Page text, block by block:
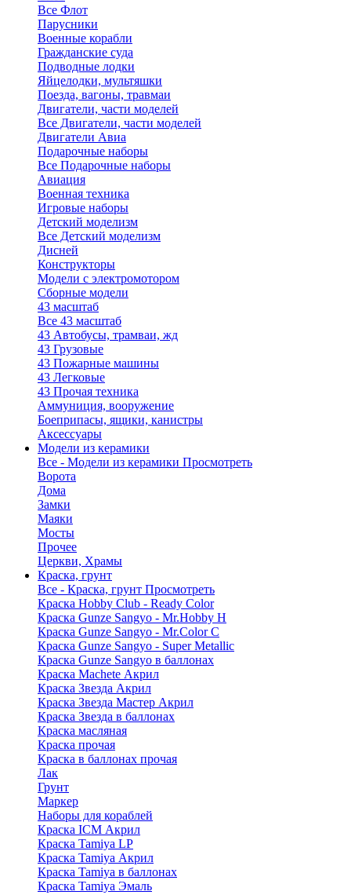
Все Флот
Парусники
Военные корабли
Гражданские суда
Подводные лодки
Яйцелодки, мультяшки
Поезда, вагоны, травмаи
Двигатели, части моделей
Все Двигатели, части моделей
Двигатели Авиа
Подарочные наборы
Все Подарочные наборы
Авиация
Военная техника
Игровые наборы
Детский моделизм
Все Детский моделизм
Дисней
Конструкторы
Модели с электромотором
Сборные модели
43 масштаб
Все 43 масштаб
43 Автобусы, трамваи, жд
43 Грузовые
43 Пожарные машины
43 Легковые
43 Прочая техника
Аммуниция, вооружение
Боеприпасы, ящики, канистры
Аксессуары
Модели из керамики
Все - Модели из керамики Просмотреть
Ворота
Дома
Замки
Маяки
Мосты
Прочее
Церкви, Храмы
Краска, грунт
Все - Краска, грунт Просмотреть
Краска Hobby Club - Ready Color
Краска Gunze Sangyo - Mr.Hobby H
Краска Gunze Sangyo - Mr.Color C
Краска Gunze Sangyo - Super Metallic
Краска Gunze Sangyo в баллонах
Краска Machete Акрил
Краска Звезда Акрил
Краска Звезда Мастер Акрил
Краска Звезда в баллонах
Краска масляная
Краска прочая
Краска в баллонах прочая
Лак
Грунт
Маркер
Наборы для кораблей
Краска ICM Акрил
Краска Tamiya LP
Краска Tamiya Акрил
Краска Tamiya в баллонах
Краска Tamiya Эмаль